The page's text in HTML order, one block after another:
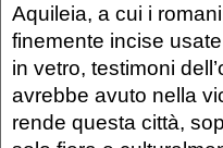
Aquileia, a cui i
finemente incise
in vetro, testimoni
avrebbe avuto nella
rende questa città,